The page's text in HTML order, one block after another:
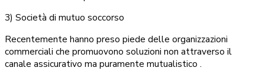
3) Società di mutuo soccorso
Recentemente hanno preso piede delle organizzazioni
commerciali che promuovono soluzioni non attraverso il
canale assicurativo ma puramente mutualistico .